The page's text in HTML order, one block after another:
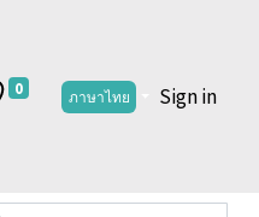
0 ภาษาไทย Sign in